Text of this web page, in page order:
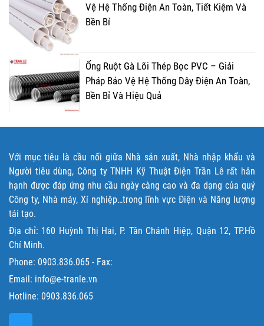
Vệ Hệ Thống Điện An Toàn, Tiết Kiệm Và
Bền Bỉ
Ống Ruột Gà Lõi Thép Bọc PVC – Giải
Pháp Bảo Vệ Hệ Thống Dây Điện An Toàn,
Bền Bỉ Và Hiệu Quả
Với mục tiêu là cầu nối giữa Nhà sản xuất, Nhà nhập khẩu và
Người tiêu dùng, Công ty TNHH Kỹ Thuật Điện Trần Lê rất hân
hạnh được đáp ứng nhu cầu ngày càng cao và đa dạng của quý
Công ty, Nhà máy, Xí nghiệp…trong lĩnh vực Điện và Năng lượng
tái tạo.
Địa chỉ: 160 Huỳnh Thị Hai, P. Tân Chánh Hiệp, Quận 12, TP.Hồ
Chí Minh.
Phone: 0903.836.065 - Fax:
Email: info@e-tranle.vn
Hotline: 0903.836.065